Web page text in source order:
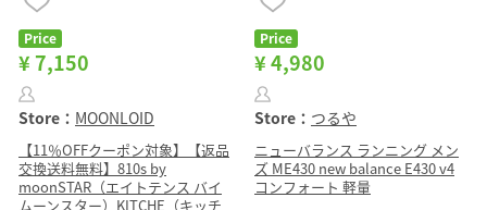
Price
¥ 7,150
Store： MOONLOID
【11％OFFクーポン対象】【返品
交換送料無料】810s by
moonSTAR（エイトテンス バイ
ムーンスター）KITCHE（キッチ
Price
¥ 4,980
Store： つるや
ニューバランス ランニング メン
ズ ME430 new balance E430 v4
コンフォート 軽量